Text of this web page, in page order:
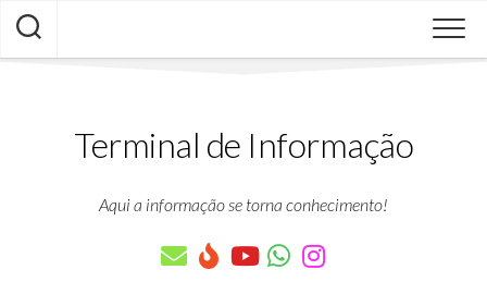
Skip
content
Terminal de Informação
Aqui a informação se torna conhecimento!